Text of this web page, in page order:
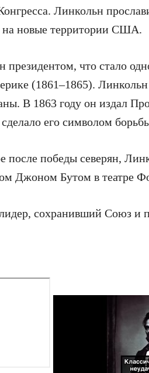
Линкольн
на новые территории США.
президентом, что стало
(1861–1865). Линкольн
В 1863 году он издал
его символом
после победы северян,
Джоном Бутом в театре
сохранивший Союз и